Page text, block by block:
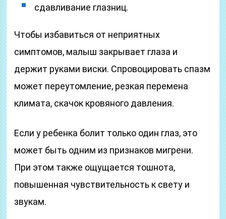
сдавливание глазниц.
Чтобы избавиться от неприятных
симптомов, малыш закрывает глаза и
держит руками виски. Спровоцировать спазм
может переутомление, резкая перемена
климата, скачок кровяного давления.
Если у ребенка болит только один глаз, это
может быть одним из признаков мигрени.
При этом также ощущается тошнота,
повышенная чувствительность к свету и
звукам.